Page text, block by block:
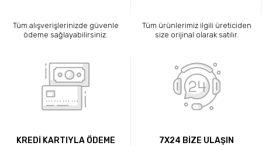
Tüm alışverişlerinizde güvenle
ödeme sağlayabilirsiniz.
Tüm ürünlerimiz ilgili üreticiden
size orijinal olarak satılır.
KREDİ KARTIYLA ÖDEME 7X24 BİZE ULAŞIN